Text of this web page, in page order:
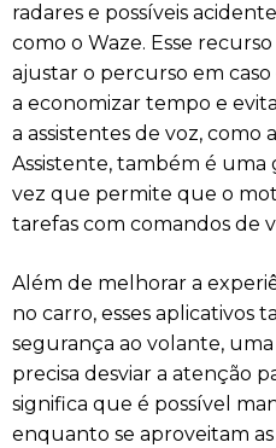
radares e possíveis
como o Waze. Esse
ajustar o percurso em
a economizar tempo e
a assistentes de voz, como
Assistente, também é
vez que permite que o
tarefas com comandos de
Além de melhorar a
no carro, esses aplicativos
segurança ao volante,
precisa desviar a atenção
significa que é possível
enquanto se aproveitam